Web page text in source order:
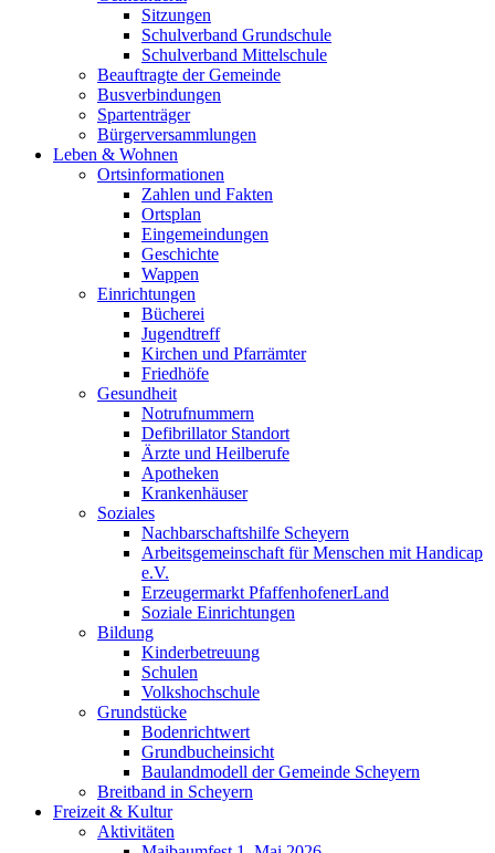
Sitzungen
Schulverband Grundschule
Schulverband Mittelschule
Beauftragte der Gemeinde
Busverbindungen
Spartenträger
Bürgerversammlungen
Leben & Wohnen
Ortsinformationen
Zahlen und Fakten
Ortsplan
Eingemeindungen
Geschichte
Wappen
Einrichtungen
Bücherei
Jugendtreff
Kirchen und Pfarrämter
Friedhöfe
Gesundheit
Notrufnummern
Defibrillator Standort
Ärzte und Heilberufe
Apotheken
Krankenhäuser
Soziales
Nachbarschaftshilfe Scheyern
Arbeitsgemeinschaft für Menschen mit Handicap
e.V.
Erzeugermarkt PfaffenhofenerLand
Soziale Einrichtungen
Bildung
Kinderbetreuung
Schulen
Volkshochschule
Grundstücke
Bodenrichtwert
Grundbucheinsicht
Baulandmodell der Gemeinde Scheyern
Breitband in Scheyern
Freizeit & Kultur
Aktivitäten